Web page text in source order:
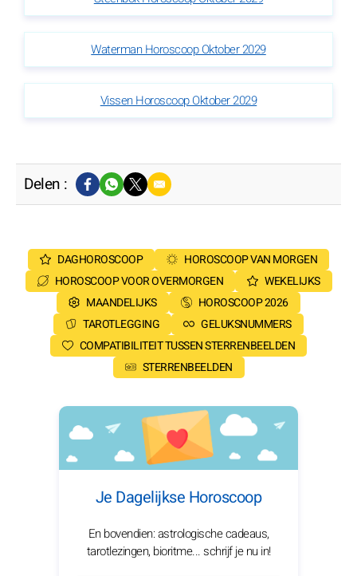
Waterman Horoscoop Oktober 2029
Vissen Horoscoop Oktober 2029
Delen :
DAGHOROSCOOP
HOROSCOOP VAN MORGEN
HOROSCOOP VOOR OVERMORGEN
WEKELIJKS
MAANDELIJKS
HOROSCOOP 2026
TAROTLEGGING
GELUKSNUMMERS
COMPATIBILITEIT TUSSEN STERRENBEELDEN
STERRENBEELDEN
Je Dagelijkse Horoscoop
En bovendien: astrologische cadeaus,
tarotlezingen, bioritme... schrijf je nu in!